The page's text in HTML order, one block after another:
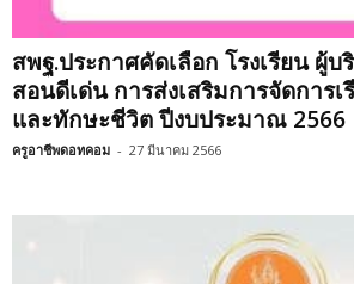
สพฐ.ประกาศคัดเลือก โรงเรียน ผู้บ
สอนดีเด่น การส่งเสริมการจัดการ
และทักษะชีวิต ปีงบประมาณ 2566
ครูอาชีพดอทคอม - 27 มีนาคม 2566